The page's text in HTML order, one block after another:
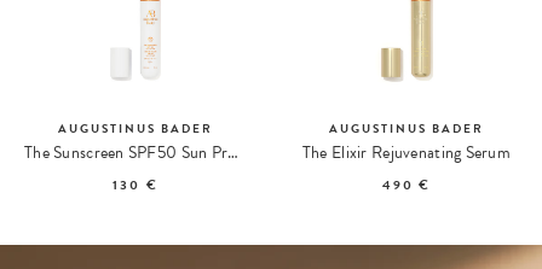
AUGUSTINUS BADER
The Sunscreen SPF50 Sun Protection
130 €
AUGUSTINUS BADER
The Elixir Rejuvenating Serum
490 €